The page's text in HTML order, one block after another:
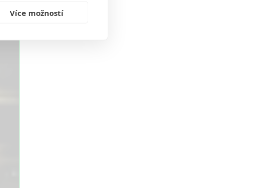
Více možností